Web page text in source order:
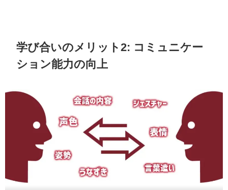
学び合いのメリット2: コミュニケー
ション能力の向上